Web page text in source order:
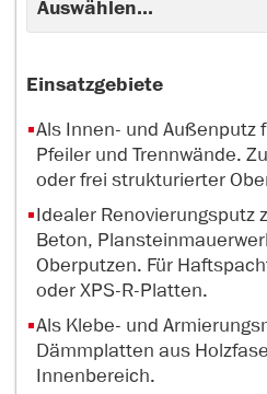
Einsatzgebiete
Als Innen- und Außenputz
Pfeiler und Trennwände.
oder frei strukturierter
Idealer Renovierungsputz
Beton,
Oberputzen. Für
oder XPS-R-Platten.
Als Klebe- und
Dämmplatten aus
Innenbereich.